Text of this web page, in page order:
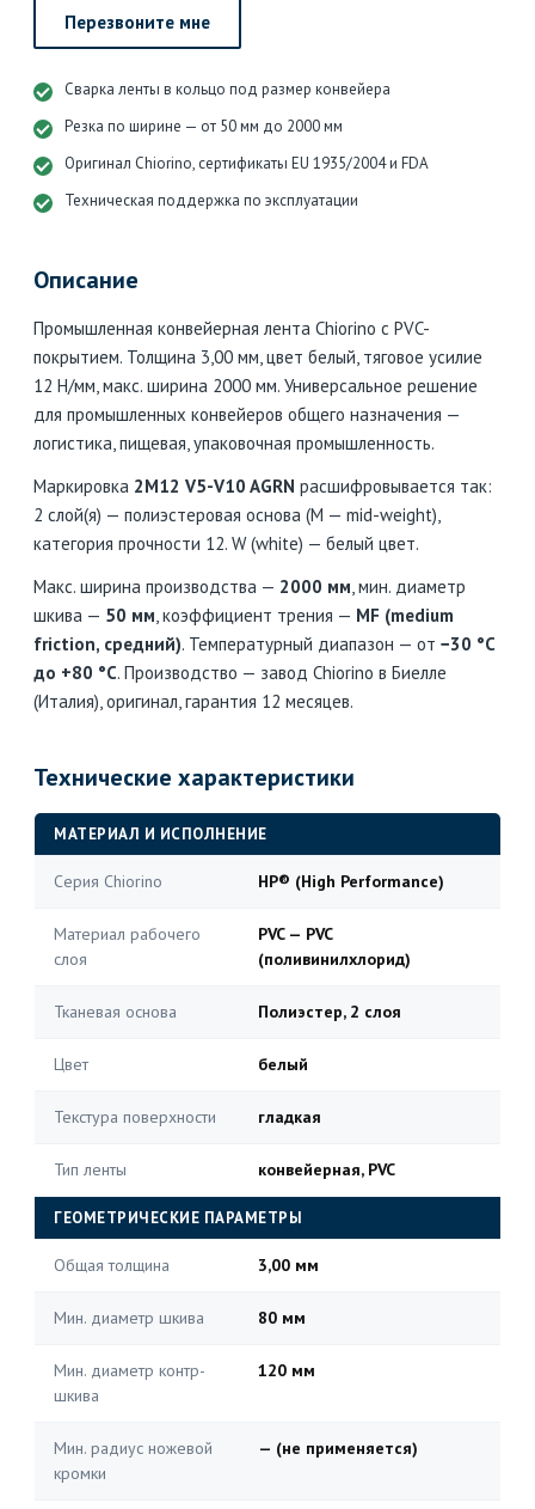
Перезвоните мне
Сварка ленты в кольцо под размер конвейера
Резка по ширине — от 50 мм до 2000 мм
Оригинал Chiorino, сертификаты EU 1935/2004 и FDA
Техническая поддержка по эксплуатации
Описание
Промышленная конвейерная лента Chiorino с PVC-
покрытием. Толщина 3,00 мм, цвет белый, тяговое усилие
12 Н/мм, макс. ширина 2000 мм. Универсальное решение
для промышленных конвейеров общего назначения —
логистика, пищевая, упаковочная промышленность.
Маркировка 2M12 V5-V10 AGRN расшифровывается так:
2 слой(я) — полиэстеровая основа (M — mid-weight),
категория прочности 12. W (white) — белый цвет.
Макс. ширина производства — 2000 мм, мин. диаметр
шкива — 50 мм, коэффициент трения — MF (medium
friction, средний). Температурный диапазон — от −30 °C
до +80 °C. Производство — завод Chiorino в Биелле
(Италия), оригинал, гарантия 12 месяцев.
Технические характеристики
МАТЕРИАЛ И ИСПОЛНЕНИЕ
Серия Chiorino HP® (High Performance)
Материал рабочего
слоя
PVC — PVC
(поливинилхлорид)
Тканевая основа Полиэстер, 2 слоя
Цвет белый
Текстура поверхности гладкая
Тип ленты конвейерная, PVC
ГЕОМЕТРИЧЕСКИЕ ПАРАМЕТРЫ
Общая толщина 3,00 мм
Мин. диаметр шкива 80 мм
Мин. диаметр контр-
шкива
120 мм
Мин. радиус ножевой
кромки
— (не применяется)